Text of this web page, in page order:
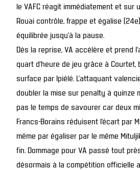
le VAFC réagit immédiatement et sur
Rouai contrôle, frappe et égalise
équilibrée jusqu’à la pause.
Dès la reprise, VA accélère et prend
quart d’heure de jeu grâce à
surface par Ipiélé. L’attaquant
doubler la mise sur penalty à quinze
pas le temps de savourer car deux
Francs-Borains réduisent l’écart par
même par égaliser par le même
fin. Dommage pour VA passé tout
désormais à la compétition officielle